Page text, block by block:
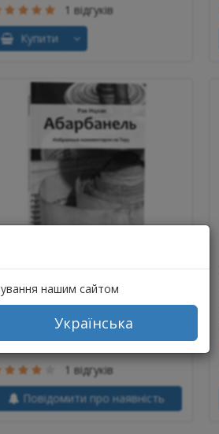
нашим сайтом
Українська
1 відгуків
Купити
Вибрані
на Тору
в наявності
1 відгуків
Повідомити про наявність